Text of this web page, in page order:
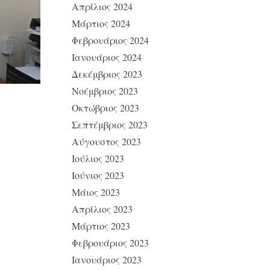
Απρίλιος 2024
Μάρτιος 2024
Φεβρουάριος 2024
Ιανουάριος 2024
Δεκέμβριος 2023
Νοέμβριος 2023
Οκτώβριος 2023
Σεπτέμβριος 2023
Αύγουστος 2023
Ιούλιος 2023
Ιούνιος 2023
Μάιος 2023
Απρίλιος 2023
Μάρτιος 2023
Φεβρουάριος 2023
Ιανουάριος 2023